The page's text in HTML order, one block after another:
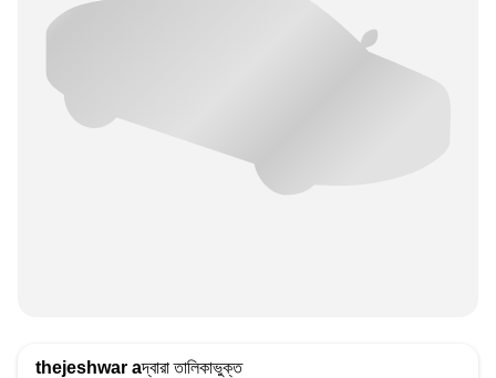
thejeshwar aদ্বারা তালিকাভুক্ত